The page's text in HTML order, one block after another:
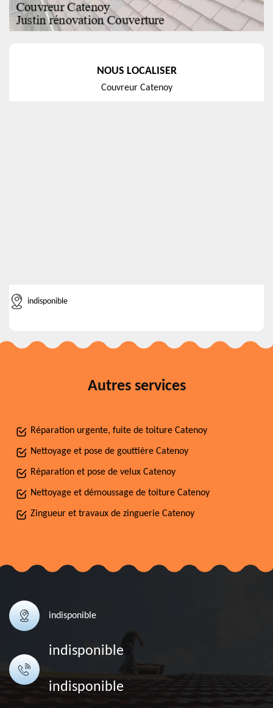
NOUS LOCALISER
Couvreur Catenoy
indisponible
Autres services
Réparation urgente, fuite de toiture Catenoy
Nettoyage et pose de gouttière Catenoy
Réparation et pose de velux Catenoy
Nettoyage et démoussage de toiture Catenoy
Zingueur et travaux de zinguerie Catenoy
indisponible
indisponible
indisponible